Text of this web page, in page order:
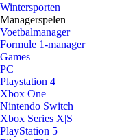
Wintersporten
Managerspelen
Voetbalmanager
Formule 1-manager
Games
PC
Playstation 4
Xbox One
Nintendo Switch
Xbox Series X|S
PlayStation 5